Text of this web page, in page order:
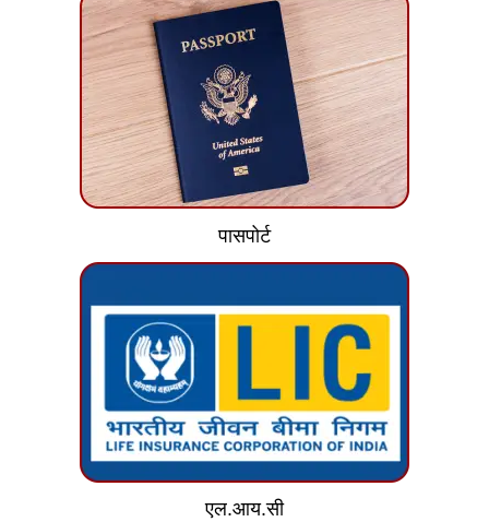
पासपोर्ट
एल.आय.सी